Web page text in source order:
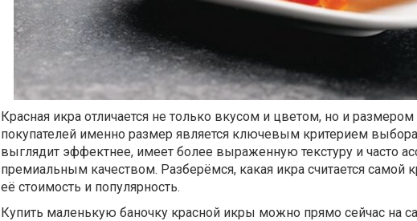
Красная икра отличается не только вкусом и цветом, но и
покупателей именно размер является ключевым критерием
выглядит эффектнее, имеет более выраженную текстуру и часто
премиальным качеством. Разберёмся, какая икра считается самой
её стоимость и популярность.
Купить маленькую баночку красной икры можно прямо сейчас на